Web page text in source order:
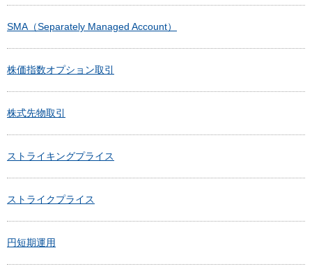
SMA（Separately Managed Account）
株価指数オプション取引
株式先物取引
ストライキングプライス
ストライクプライス
円短期運用